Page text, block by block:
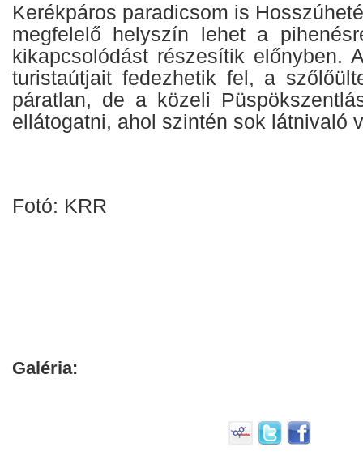
Kerékpáros paradicsom is
megfelelő helyszín lehet a
kikapcsolódást részesítik előnyben.
turistaútjait fedezhetik fel, a
páratlan, de a közeli
ellátogatni, ahol szintén sok látnivaló
Fotó: KRR
Galéria: